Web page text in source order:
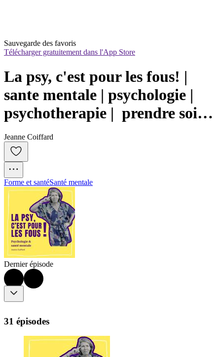
Sauvegarde des favoris
Télécharger gratuitement dans l'App Store
La psy, c'est pour les fous! |
sante mentale | psychologie |
psychotherapie |  prendre soin
de soi  | cle de comprehension |
transformation personnelle |
developpement personnel |
question psy
Jeanne Coiffard
Forme et santéSanté mentale
Dernier épisode
31 épisodes